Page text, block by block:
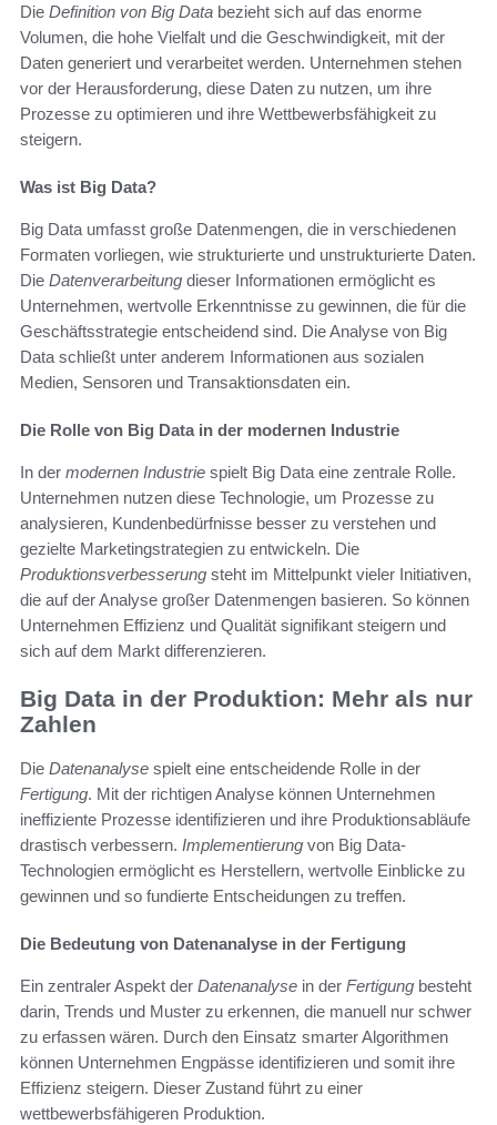
Die Definition von Big Data bezieht sich auf das enorme
Volumen, die hohe Vielfalt und die Geschwindigkeit, mit der
Daten generiert und verarbeitet werden. Unternehmen stehen
vor der Herausforderung, diese Daten zu nutzen, um ihre
Prozesse zu optimieren und ihre Wettbewerbsfähigkeit zu
steigern.
Was ist Big Data?
Big Data umfasst große Datenmengen, die in verschiedenen
Formaten vorliegen, wie strukturierte und unstrukturierte Daten.
Die Datenverarbeitung dieser Informationen ermöglicht es
Unternehmen, wertvolle Erkenntnisse zu gewinnen, die für die
Geschäftsstrategie entscheidend sind. Die Analyse von Big
Data schließt unter anderem Informationen aus sozialen
Medien, Sensoren und Transaktionsdaten ein.
Die Rolle von Big Data in der modernen Industrie
In der modernen Industrie spielt Big Data eine zentrale Rolle.
Unternehmen nutzen diese Technologie, um Prozesse zu
analysieren, Kundenbedürfnisse besser zu verstehen und
gezielte Marketingstrategien zu entwickeln. Die
Produktionsverbesserung steht im Mittelpunkt vieler Initiativen,
die auf der Analyse großer Datenmengen basieren. So können
Unternehmen Effizienz und Qualität signifikant steigern und
sich auf dem Markt differenzieren.
Big Data in der Produktion: Mehr als nur
Zahlen
Die Datenanalyse spielt eine entscheidende Rolle in der
Fertigung. Mit der richtigen Analyse können Unternehmen
ineffiziente Prozesse identifizieren und ihre Produktionsabläufe
drastisch verbessern. Implementierung von Big Data-
Technologien ermöglicht es Herstellern, wertvolle Einblicke zu
gewinnen und so fundierte Entscheidungen zu treffen.
Die Bedeutung von Datenanalyse in der Fertigung
Ein zentraler Aspekt der Datenanalyse in der Fertigung besteht
darin, Trends und Muster zu erkennen, die manuell nur schwer
zu erfassen wären. Durch den Einsatz smarter Algorithmen
können Unternehmen Engpässe identifizieren und somit ihre
Effizienz steigern. Dieser Zustand führt zu einer
wettbewerbsfähigeren Produktion.